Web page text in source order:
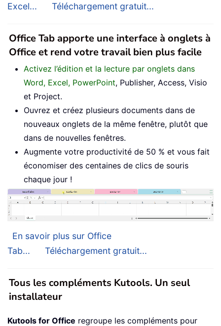
Excel...
Téléchargement gratuit...
Office Tab apporte une interface à onglets à
Office et rend votre travail bien plus facile
Activez l’édition et la lecture par onglets dans
Word, Excel, PowerPoint, Publisher, Access, Visio
et Project.
Ouvrez et créez plusieurs documents dans de
nouveaux onglets de la même fenêtre, plutôt que
dans de nouvelles fenêtres.
Augmente votre productivité de 50 % et vous fait
économiser des centaines de clics de souris
chaque jour !
En savoir plus sur Office
Tab...
Téléchargement gratuit...
Tous les compléments Kutools. Un seul
installateur
Kutools for Office regroupe les compléments pour